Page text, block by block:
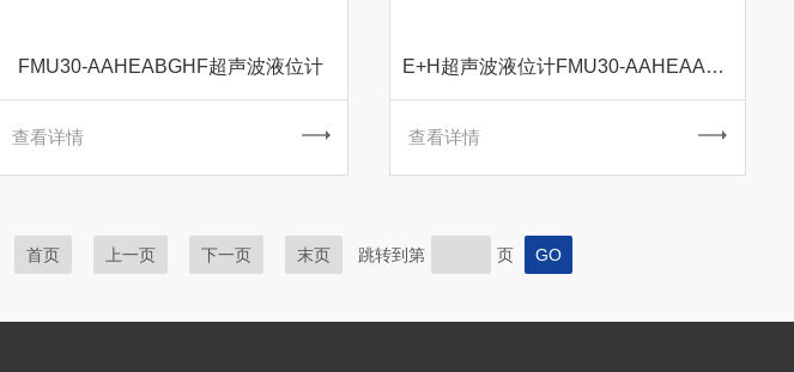
FMU30-AAHEABGHF超声波液位计
查看详情
E+H超声波液位计FMU30-AAHEAAGGF
查看详情
首页 上一页 下一页 末页 跳转到第 页